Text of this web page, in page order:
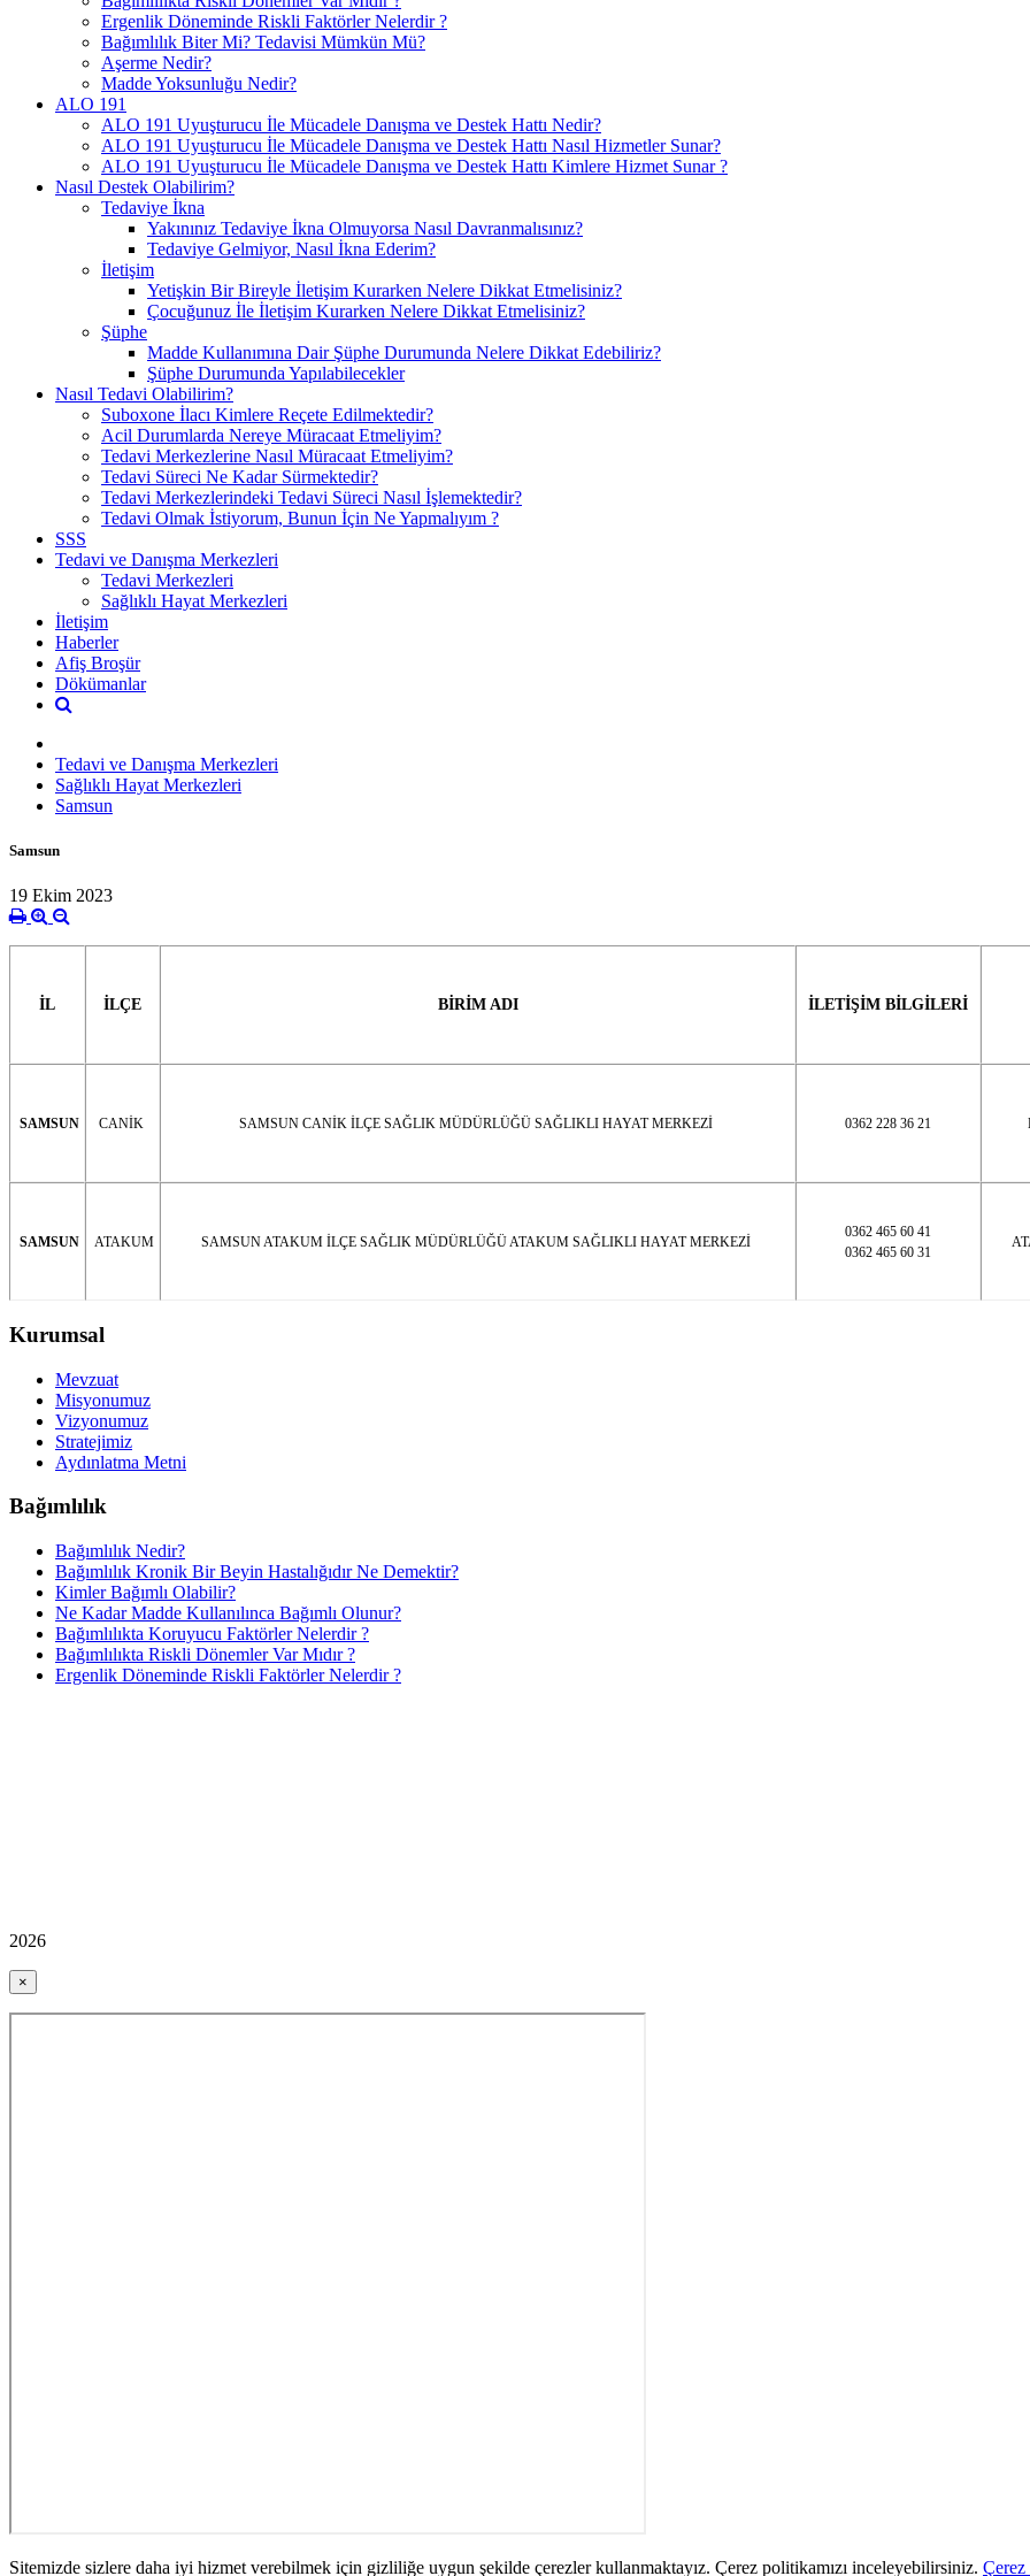
Ergenlik Döneminde Riskli Faktörler Nelerdir ?
Bağımlılık Biter Mi? Tedavisi Mümkün Mü?
Aşerme Nedir?
Madde Yoksunluğu Nedir?
ALO 191
ALO 191 Uyuşturucu İle Mücadele Danışma ve Destek Hattı Nedir?
ALO 191 Uyuşturucu İle Mücadele Danışma ve Destek Hattı Nasıl Hizmetler Sunar?
ALO 191 Uyuşturucu İle Mücadele Danışma ve Destek Hattı Kimlere Hizmet Sunar ?
Nasıl Destek Olabilirim?
Tedaviye İkna
Yakınınız Tedaviye İkna Olmuyorsa Nasıl Davranmalısınız?
Tedaviye Gelmiyor, Nasıl İkna Ederim?
İletişim
Yetişkin Bir Bireyle İletişim Kurarken Nelere Dikkat Etmelisiniz?
Çocuğunuz İle İletişim Kurarken Nelere Dikkat Etmelisiniz?
Şüphe
Madde Kullanımına Dair Şüphe Durumunda Nelere Dikkat Edebiliriz?
Şüphe Durumunda Yapılabilecekler
Nasıl Tedavi Olabilirim?
Suboxone İlacı Kimlere Reçete Edilmektedir?
Acil Durumlarda Nereye Müracaat Etmeliyim?
Tedavi Merkezlerine Nasıl Müracaat Etmeliyim?
Tedavi Süreci Ne Kadar Sürmektedir?
Tedavi Merkezlerindeki Tedavi Süreci Nasıl İşlemektedir?
Tedavi Olmak İstiyorum, Bunun İçin Ne Yapmalıyım ?
SSS
Tedavi ve Danışma Merkezleri
Tedavi Merkezleri
Sağlıklı Hayat Merkezleri
İletişim
Haberler
Afiş Broşür
Dökümanlar
Tedavi ve Danışma Merkezleri
Sağlıklı Hayat Merkezleri
Samsun
Samsun
19 Ekim 2023
İL İLÇE BİRİM ADI İLETİŞİM BİLGİLERİ
SAMSUN CANİK SAMSUN CANİK İLÇE SAĞLIK MÜDÜRLÜĞÜ SAĞLIKLI HAYAT MERKEZİ 0362 228 36 21
SAMSUN ATAKUM SAMSUN ATAKUM İLÇE SAĞLIK MÜDÜRLÜĞÜ ATAKUM SAĞLIKLI HAYAT MERKEZİ
0362 465 60 41
0362 465 60 31
Kurumsal
Mevzuat
Misyonumuz
Vizyonumuz
Stratejimiz
Aydınlatma Metni
Bağımlılık
Bağımlılık Nedir?
Bağımlılık Kronik Bir Beyin Hastalığıdır Ne Demektir?
Kimler Bağımlı Olabilir?
Ne Kadar Madde Kullanılınca Bağımlı Olunur?
Bağımlılıkta Koruyucu Faktörler Nelerdir ?
Bağımlılıkta Riskli Dönemler Var Mıdır ?
Ergenlik Döneminde Riskli Faktörler Nelerdir ?
2026
×
Sitemizde sizlere daha iyi hizmet verebilmek için gizliliğe uygun şekilde çerezler kullanmaktayız. Çerez politikamızı inceleyebilirsiniz. Çerez